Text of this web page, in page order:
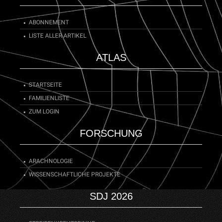
ABONNEMENT
LISTE ALLER ARTIKEL
ATLAS
STARTSEITE
FAMILIENLISTE
ZUM LOGIN
FORSCHUNG
ARACHNOLOGIE
WISSENSCHAFTLICHE PROJEKTE
SDJ 2026